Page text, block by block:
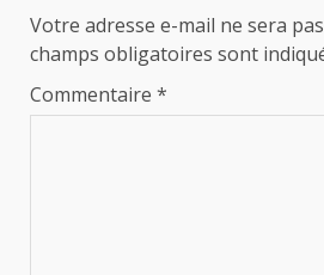
Votre adresse e-mail ne sera
champs obligatoires sont
Commentaire *